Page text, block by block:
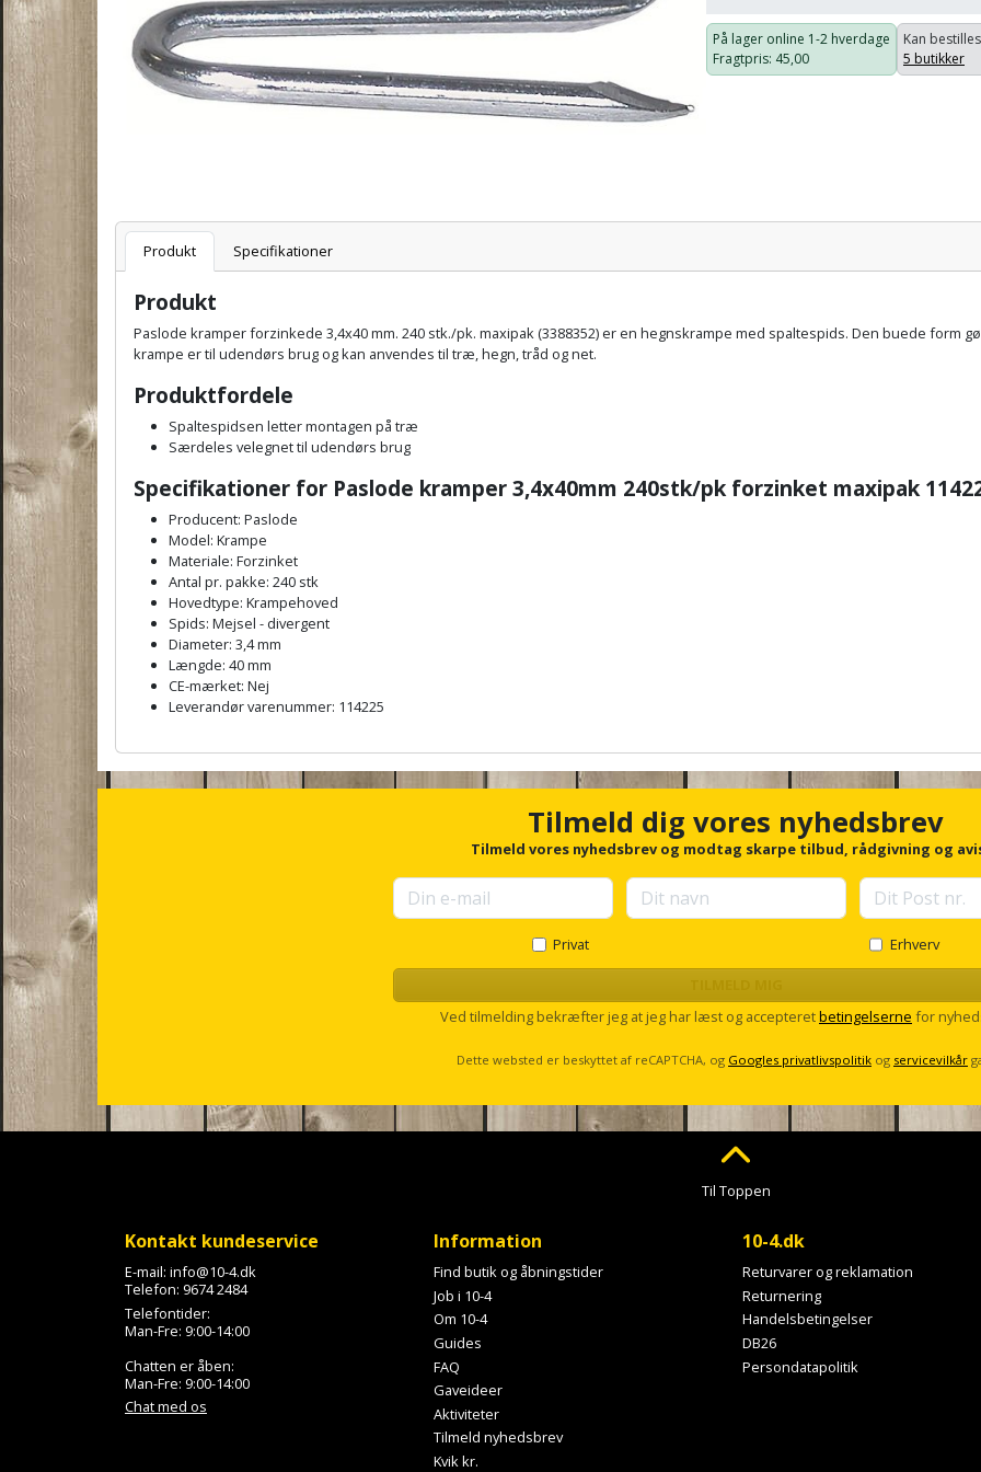
På lager online 1-2 hverdage
Fragtpris: 45,00
Kan
5 butikker
Varenummer
Pris:
Produkt
Specifikationer
Produkt
Paslode kramper forzinkede 3,4x40 mm. 240 stk./pk. maxipak (3388352) er en hegnskrampe med spaltespids. Den buede form
krampe er til udendørs brug og kan anvendes til træ, hegn, tråd og net.
Produktfordele
Spaltespidsen letter montagen på træ
Særdeles velegnet til udendørs brug
Specifikationer for Paslode kramper 3,4x40mm 240stk/pk forzinket maxipak
Producent: Paslode
Model: Krampe
Materiale: Forzinket
Antal pr. pakke: 240 stk
Hovedtype: Krampehoved
Spids: Mejsel - divergent
Diameter: 3,4 mm
Længde: 40 mm
CE-mærket: Nej
Leverandør varenummer: 114225
c
Tilmeld dig vores nyhedsbrev
Tilmeld vores nyhedsbrev og modtag skarpe tilbud, rådgivning og
Privat Erhverv
Ved tilmelding bekræfter jeg at jeg har læst og accepteretbetingelserne for
Dette websted er beskyttet af reCAPTCHA, og Googles privatlivspolitik og servicevilkår
Til Toppen
Kontakt kundeservice
E-mail: info@10-4.dk
Telefon: 9674 2484
Telefontider:
Man-Fre: 9:00-14:00
Chatten er åben:
Man-Fre: 9:00-14:00
Chat med os
Information
Find butik og åbningstider
Job i 10-4
Om 10-4
Guides
FAQ
Gaveideer
Aktiviteter
Tilmeld nyhedsbrev
Kvik kr.
10-4.dk
Returvarer og reklamation
Returnering
Handelsbetingelser
DB26
Persondatapolitik